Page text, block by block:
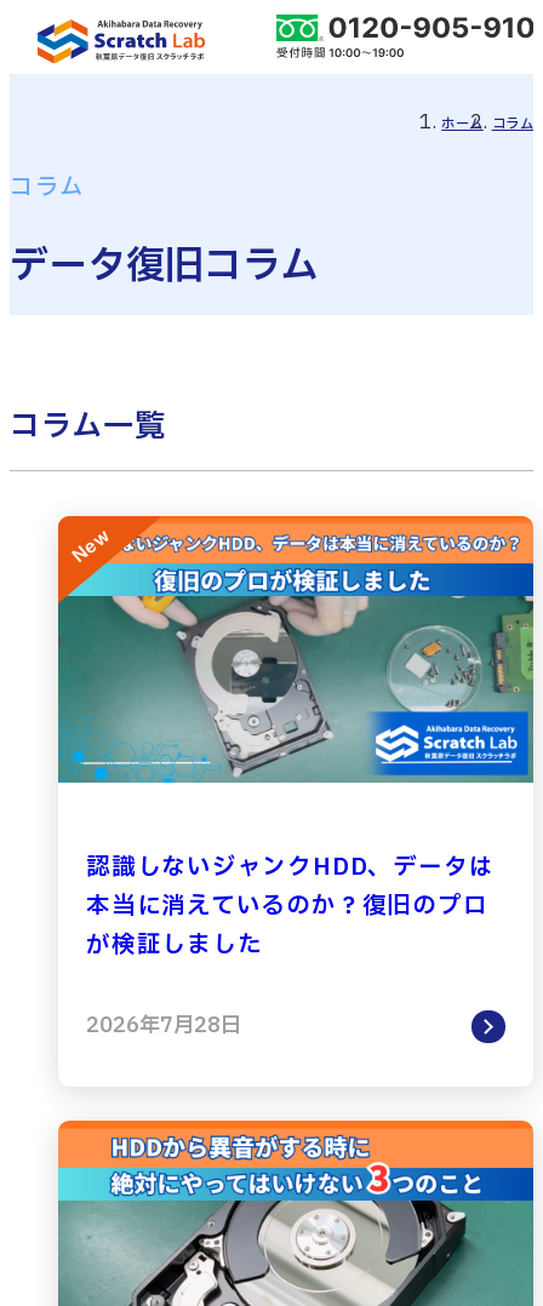
ホーム コラム
データ復旧コラム
コラム
コラム一覧
認識しないジャンクHDD、データは
本当に消えているのか？復旧のプロ
が検証しました
2026年7月28日